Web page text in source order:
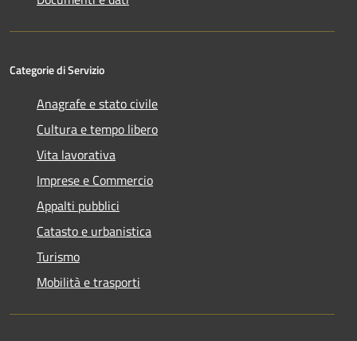
Categorie di Servizio
Anagrafe e stato civile
Cultura e tempo libero
Vita lavorativa
Imprese e Commercio
Appalti pubblici
Catasto e urbanistica
Turismo
Mobilità e trasporti